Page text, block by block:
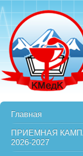
Главная
ПРИЕМНАЯ
2026-2027